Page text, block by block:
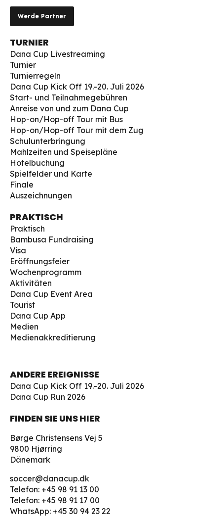
Werde Partner
TURNIER
Dana Cup Livestreaming
Turnier
Turnierregeln
Dana Cup Kick Off 19.-20. Juli 2026
Start- und Teilnahmegebühren
Anreise von und zum Dana Cup
Hop-on/Hop-off Tour mit Bus
Hop-on/Hop-off Tour mit dem Zug
Schulunterbringung
Mahlzeiten und Speisepläne
Hotelbuchung
Spielfelder und Karte
Finale
Auszeichnungen
PRAKTISCH
Praktisch
Bambusa Fundraising
Visa
Eröffnungsfeier
Wochenprogramm
Aktivitäten
Dana Cup Event Area
Tourist
Dana Cup App
Medien
Medienakkreditierung
ANDERE EREIGNISSE
Dana Cup Kick Off 19.-20. Juli 2026
Dana Cup Run 2026
FINDEN SIE UNS HIER
Børge Christensens Vej 5
9800 Hjørring
Dänemark
soccer@danacup.dk
Telefon: +45 98 91 13 00
Telefon: +45 98 91 17 00
WhatsApp: +45 30 94 23 22